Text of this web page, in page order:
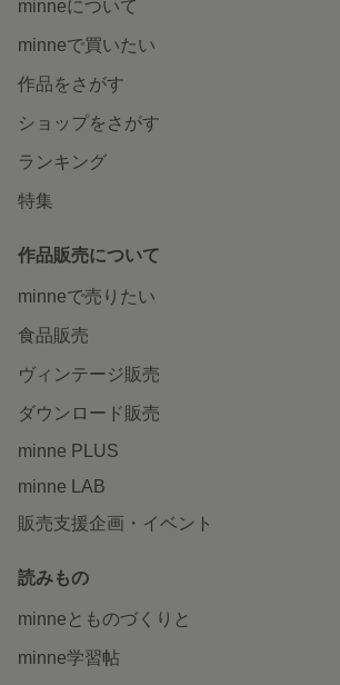
minneについて
minneで買いたい
作品をさがす
ショップをさがす
ランキング
特集
作品販売について
minneで売りたい
食品販売
ヴィンテージ販売
ダウンロード販売
minne PLUS
minne LAB
販売支援企画・イベント
読みもの
minneとものづくりと
minne学習帖